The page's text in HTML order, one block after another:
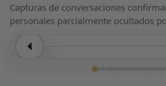
Capturas de conversaciones
personales parcialmente ocultados